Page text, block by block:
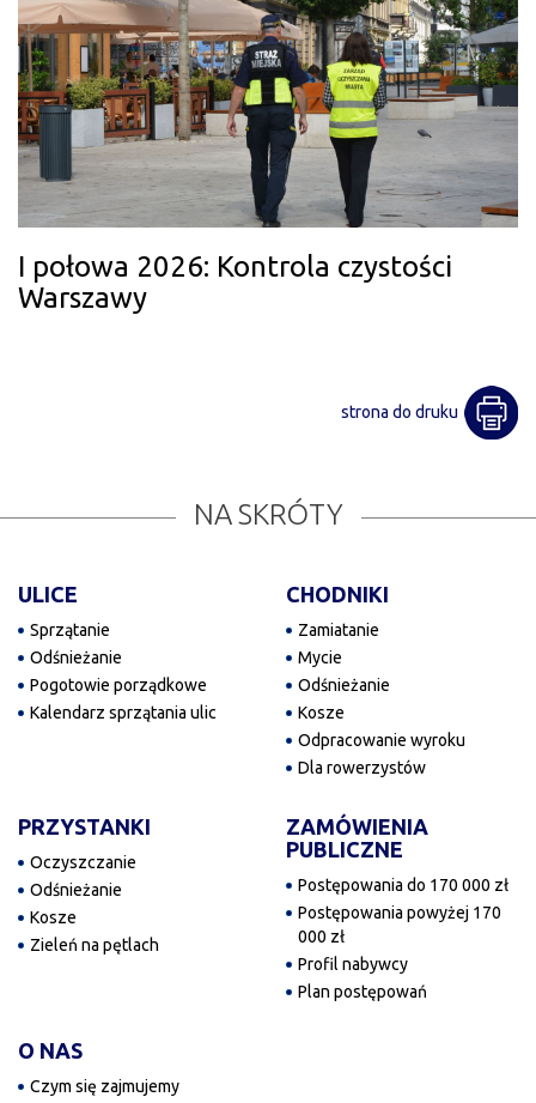
I połowa 2026: Kontrola czystości
Warszawy
strona do druku
NA SKRÓTY
ULICE
Sprzątanie
Odśnieżanie
Pogotowie porządkowe
Kalendarz sprzątania ulic
CHODNIKI
Zamiatanie
Mycie
Odśnieżanie
Kosze
Odpracowanie wyroku
Dla rowerzystów
PRZYSTANKI
Oczyszczanie
Odśnieżanie
Kosze
Zieleń na pętlach
ZAMÓWIENIA
PUBLICZNE
Postępowania do 170 000 zł
Postępowania powyżej 170
000 zł
Profil nabywcy
Plan postępowań
O NAS
Czym się zajmujemy